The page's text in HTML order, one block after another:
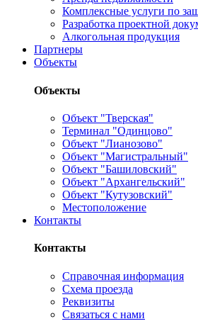
Комплексные услуги по
Разработка проектной
Алкогольная продукция
Партнеры
Объекты
Объекты
Объект "Тверская"
Терминал "Одинцово"
Объект "Лианозово"
Объект "Магистральный"
Объект "Башиловский"
Объект "Архангельский"
Объект "Кутузовский"
Местоположение
Контакты
Контакты
Справочная информация
Схема проезда
Реквизиты
Связаться с нами